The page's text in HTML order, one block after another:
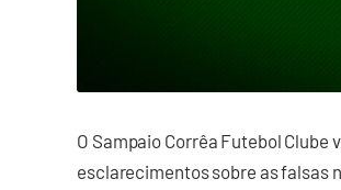
O Sampaio Corrêa Futebol
esclarecimentos sobre as falsas